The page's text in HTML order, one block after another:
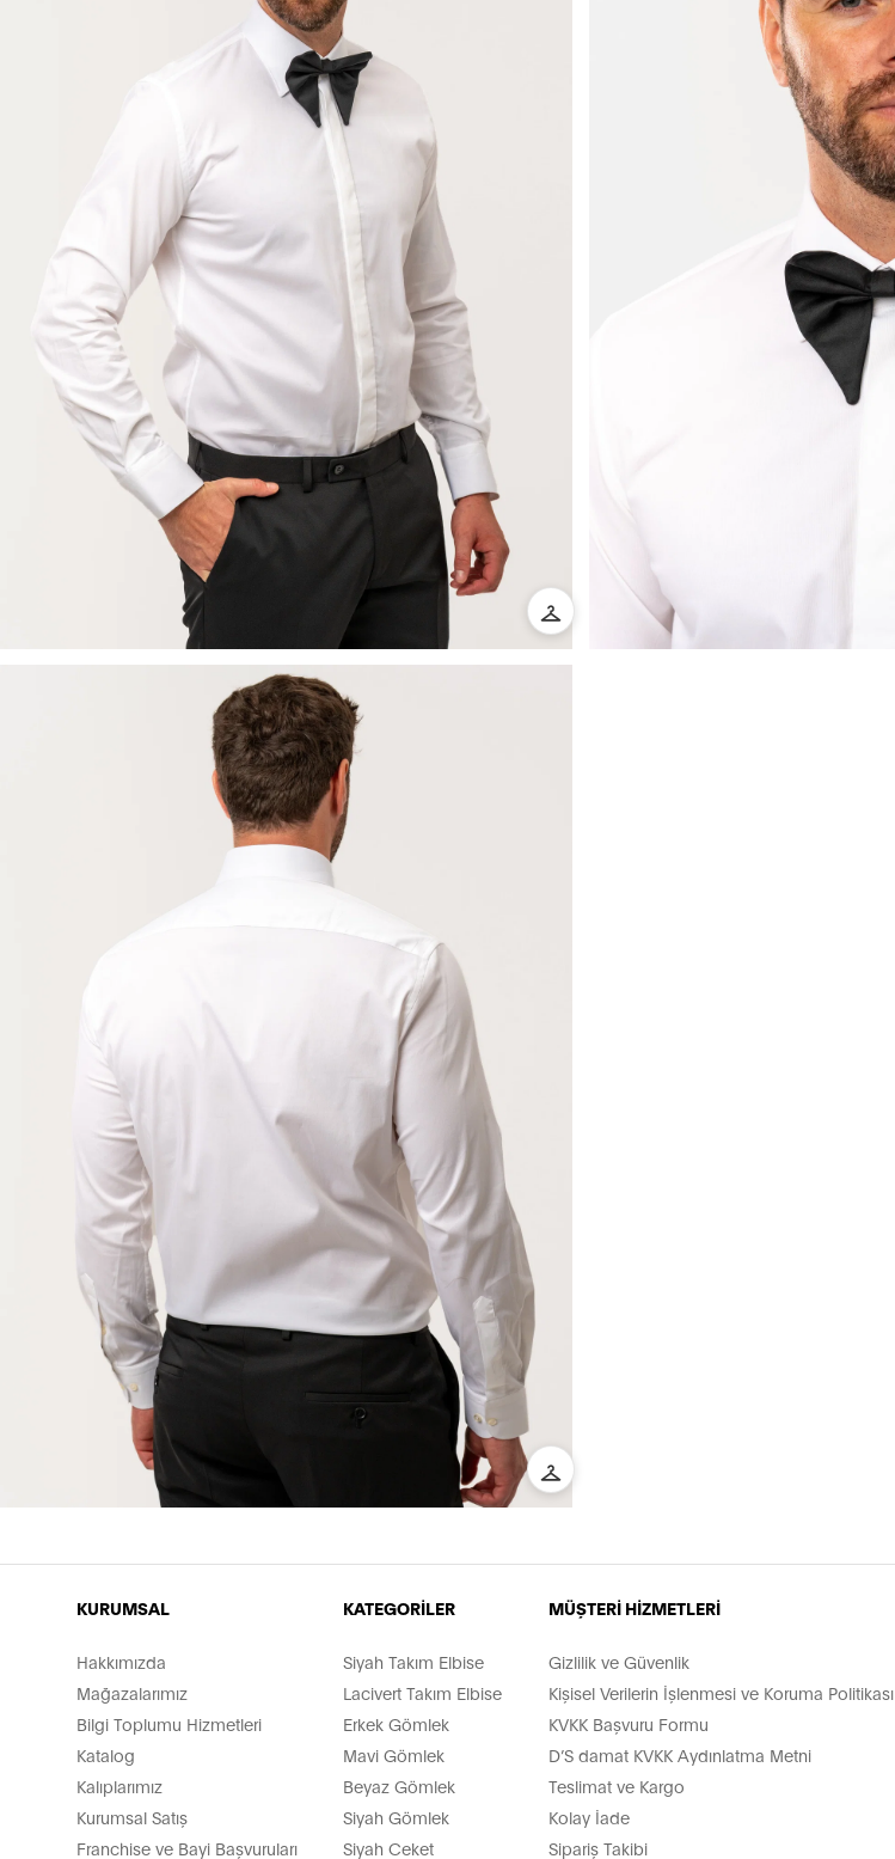
KURUMSAL
Hakkımızda
Mağazalarımız
Bilgi Toplumu Hizmetleri
Katalog
Kalıplarımız
Kurumsal Satış
Franchise ve Bayi Başvuruları
KATEGORİLER
Siyah Takım Elbise
Lacivert Takım Elbise
Erkek Gömlek
Mavi Gömlek
Beyaz Gömlek
Siyah Gömlek
Siyah Ceket
MÜŞTERİ HİZMETLERİ
Gizlilik ve Güvenlik
Kişisel Verilerin İşlenmesi ve Koruma Politikası
KVKK Başvuru Formu
D’S damat KVKK Aydınlatma Metni
Teslimat ve Kargo
Kolay İade
Sipariş Takibi